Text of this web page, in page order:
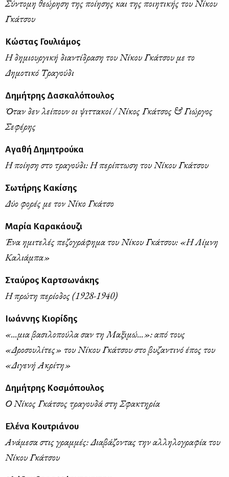
Σύντομη θεώρηση της ποίησης και της ποιητικής του Νίκου
Γκάτσου
Κώστας Γουλιάμος
Η δημιουργική διαντίδραση του Νίκου Γκάτσου με το
Δημοτικό Τραγούδι
Δημήτρης Δασκαλόπουλος
Όταν δεν λείπουν οι ψιττακοί / Νίκος Γκάτσος & Γιώργος
Σεφέρης
Αγαθή Δημητρούκα
Η ποίηση στο τραγούδι: Η περίπτωση του Νίκου Γκάτσου
Σωτήρης Κακίσης
Δύο φορές με τον Νίκο Γκάτσο
Μαρία Καρακάουζι
Ένα ημιτελές πεζογράφημα του Νίκου Γκάτσου: «Η Λίμνη
Καλιάμπα»
Σταύρος Καρτσωνάκης
Η πρώτη περίοδος (1928-1940)
Ιωάννης Κιορίδης
«...μια βασιλοπούλα σαν τη Μαξιμώ...»: από τους
«Δροσουλίτες» του Νίκου Γκάτσου στο βυζαντινό έπος του
«Διγενή Ακρίτη»
Δημήτρης Κοσμόπουλος
Ο Νίκος Γκάτσος τραγουδά στη Σφακτηρία
Ελένα Κουτριάνου
Ανάμεσα στις γραμμές: Διαβάζοντας την αλληλογραφία του
Νίκου Γκάτσου